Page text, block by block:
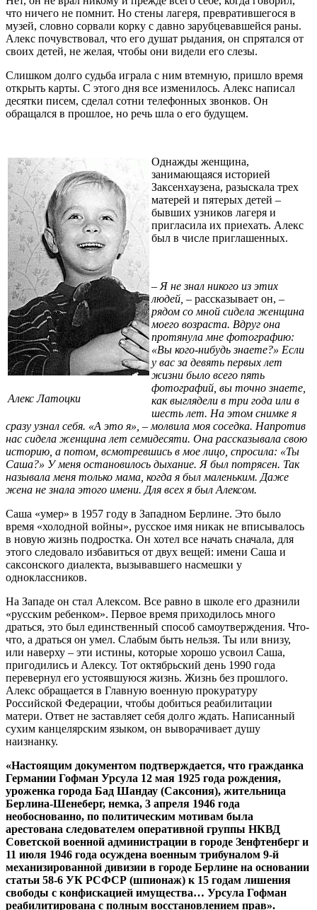
что ничего не помнит. Но стены лагеря, превратившегося в
музей, словно сорвали корку с давно зарубцевавшейся раны.
Алекс почувствовал, что его душат рыдания, он спрятался от
своих детей, не желая, чтобы они видели его слезы.
Слишком долго судьба играла с ним втемную, пришло время
открыть карты. С этого дня все изменилось. Алекс написал
десятки писем, сделал сотни телефонных звонков. Он
обращался в прошлое, но речь шла о его будущем.
Алекс Латоцки
Однажды женщина,
занимающаяся историей
Заксенхаузена, разыскала трех
матерей и пятерых детей –
бывших узников лагеря и
пригласила их приехать. Алекс
был в числе приглашенных.
– Я не знал никого из этих
людей, – рассказывает он, –
рядом со мной сидела женщина
моего возраста. Вдруг она
протянула мне фотографию:
«Вы кого-нибудь знаете?» Если
у вас за девять первых лет
жизни было всего пять
фотографий, вы точно знаете,
как выглядели в три года или в
шесть лет. На этом снимке я
сразу узнал себя. «А это я», – молвила моя соседка. Напротив
нас сидела женщина лет семидесяти. Она рассказывала свою
историю, а потом, всмотревшись в мое лицо, спросила: «Ты
Саша?» У меня остановилось дыхание. Я был потрясен. Так
называла меня только мама, когда я был маленьким. Даже
жена не знала этого имени. Для всех я был Алексом.
Саша «умер» в 1957 году в Западном Берлине. Это было
время «холодной войны», русское имя никак не вписывалось
в новую жизнь подростка. Он хотел все начать сначала, для
этого следовало избавиться от двух вещей: имени Саша и
саксонского диалекта, вызывавшего насмешки у
одноклассников.
На Западе он стал Алексом. Все равно в школе его дразнили
«русским ребенком». Первое время приходилось много
драться, это был единственный способ самоутверждения. Что-
что, а драться он умел. Слабым быть нельзя. Ты или внизу,
или наверху – эти истины, которые хорошо усвоил Саша,
пригодились и Алексу. Тот октябрьский день 1990 года
перевернул его устоявшуюся жизнь. Жизнь без прошлого.
Алекс обращается в Главную военную прокуратуру
Российской Федерации, чтобы добиться реабилитации
матери. Ответ не заставляет себя долго ждать. Написанный
сухим канцелярским языком, он выворачивает душу
наизнанку.
«Настоящим документом подтверждается, что гражданка
Германии Гофман Урсула 12 мая 1925 года рождения,
уроженка города Бад Шандау (Саксония), жительница
Берлина-Шенеберг, немка, 3 апреля 1946 года
необоснованно, по политическим мотивам была
арестована следователем оперативной группы НКВД
Советской военной администрации в городе Зенфтенберг и
11 июля 1946 года осуждена военным трибуналом 9-й
механизированной дивизии в городе Берлине на основании
статьи 58-6 УК РСФСР (шпионаж) к 15 годам лишения
свободы с конфискацией имущества… Урсула Гофман
реабилитирована с полным восстановлением прав».